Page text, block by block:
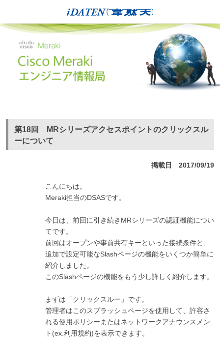
第18回 MRシリーズアクセスポイントのクリックスル
ーについて
掲載日 2017/09/19
こんにちは。
Meraki担当のDSASです。
今日は、前回に引き続きMRシリーズの認証機能につい
てです。
前回はオープンや事前共有キーといった接続条件と、
追加で設定可能なSlashページの機能をいくつか簡単に
紹介しました。
このSlashページの機能をもう少し詳しく紹介します。
まずは「クリックスルー」です。
管理者はこのスプラッシュページを使用して、許容さ
れる使用ポリシーまたはネットワークアナウンスメン
ト(ex.利用規約)を表示できます。